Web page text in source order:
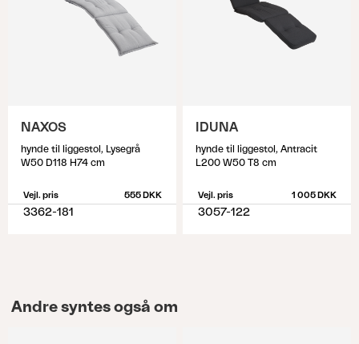
NAXOS
hynde til liggestol, Lysegrå
W50 D118 H74 cm
Vejl. pris 555 DKK
3362-181
IDUNA
hynde til liggestol, Antracit
L200 W50 T8 cm
Vejl. pris 1 005 DKK
3057-122
Andre syntes også om